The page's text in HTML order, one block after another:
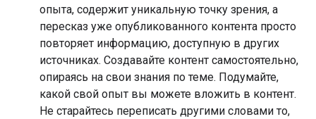
опыта, содержит уникальную точку зрения, а
пересказ уже опубликованного контента просто
повторяет информацию, доступную в других
источниках. Создавайте контент самостоятельно,
опираясь на свои знания по теме. Подумайте,
какой свой опыт вы можете вложить в контент.
Не старайтесь переписать другими словами то,